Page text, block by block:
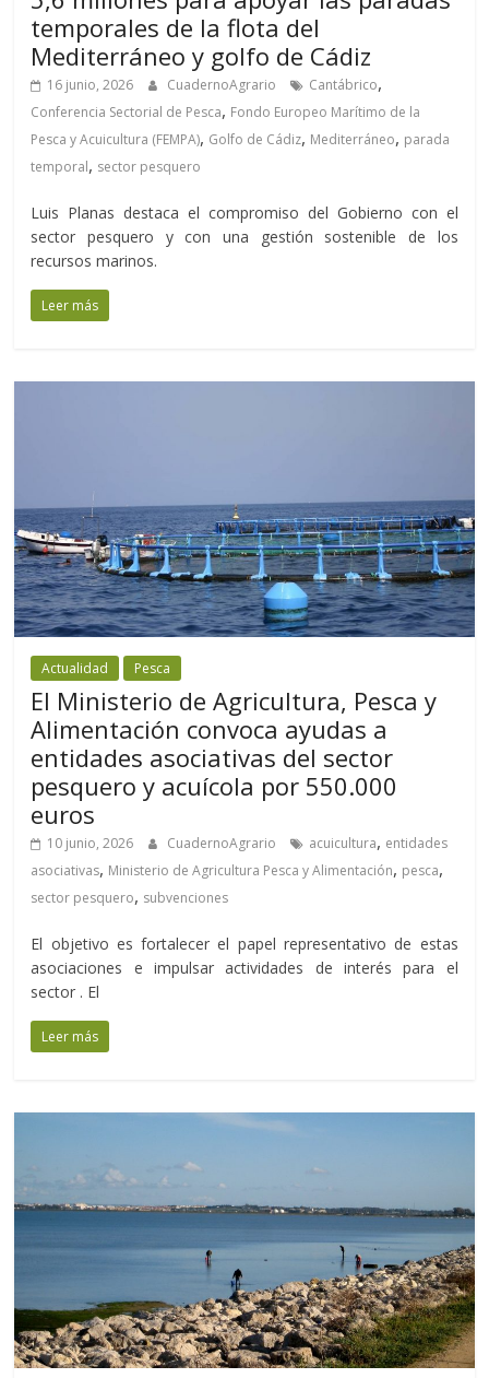
temporales de la flota del
Mediterráneo y golfo de Cádiz
16 junio, 2026 CuadernoAgrario Cantábrico,
Conferencia Sectorial de Pesca, Fondo Europeo Marítimo de la
Pesca y Acuicultura (FEMPA), Golfo de Cádiz, Mediterráneo, parada
temporal, sector pesquero
Luis Planas destaca el compromiso del Gobierno con el
sector pesquero y con una gestión sostenible de los
recursos marinos.
Leer más
Actualidad Pesca
El Ministerio de Agricultura, Pesca y
Alimentación convoca ayudas a
entidades asociativas del sector
pesquero y acuícola por 550.000
euros
10 junio, 2026 CuadernoAgrario acuicultura, entidades
asociativas, Ministerio de Agricultura Pesca y Alimentación, pesca,
sector pesquero, subvenciones
El objetivo es fortalecer el papel representativo de estas
asociaciones e impulsar actividades de interés para el
sector . El
Leer más